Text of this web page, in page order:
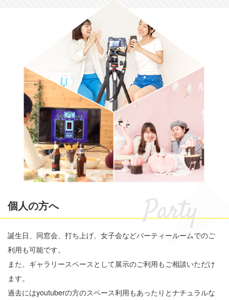
個人の方へ
誕生日、同窓会、打ち上げ、女子会などパーティールームでのご
利用も可能です。
また、ギャラリースペースとして展示のご利用もご相談いただけ
ます。
過去にはyoutuberの方のスペース利用もあったりとナチュラルな